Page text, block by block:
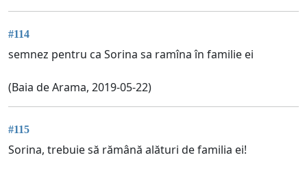
#114
semnez pentru ca Sorina sa ramîna în familie ei
(Baia de Arama, 2019-05-22)
#115
Sorina, trebuie să rămână alături de familia ei!